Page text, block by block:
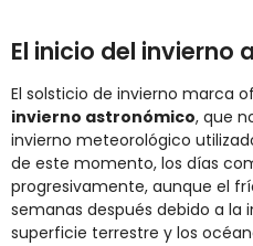
El inicio del invierno
El solsticio de invierno marca
invierno astronómico, que
invierno meteorológico
de este momento, los días
progresivamente, aunque el
semanas después debido a la
superficie terrestre y los